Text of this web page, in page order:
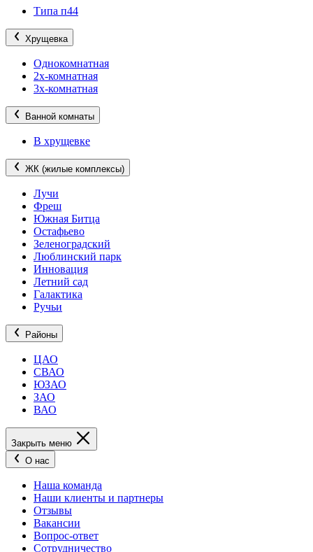
Типа п44
Хрущевка
Однокомнатная
2х-комнатная
3х-комнатная
Ванной комнаты
В хрущевке
ЖК (жилые комплексы)
Лучи
Фреш
Южная Битца
Остафьево
Зеленоградский
Люблинский парк
Инновация
Летний сад
Галактика
Ручьи
Районы
ЦАО
СВАО
ЮЗАО
ЗАО
ВАО
Закрыть меню
О нас
Наша команда
Наши клиенты и партнеры
Отзывы
Вакансии
Вопрос-ответ
Сотрудничество